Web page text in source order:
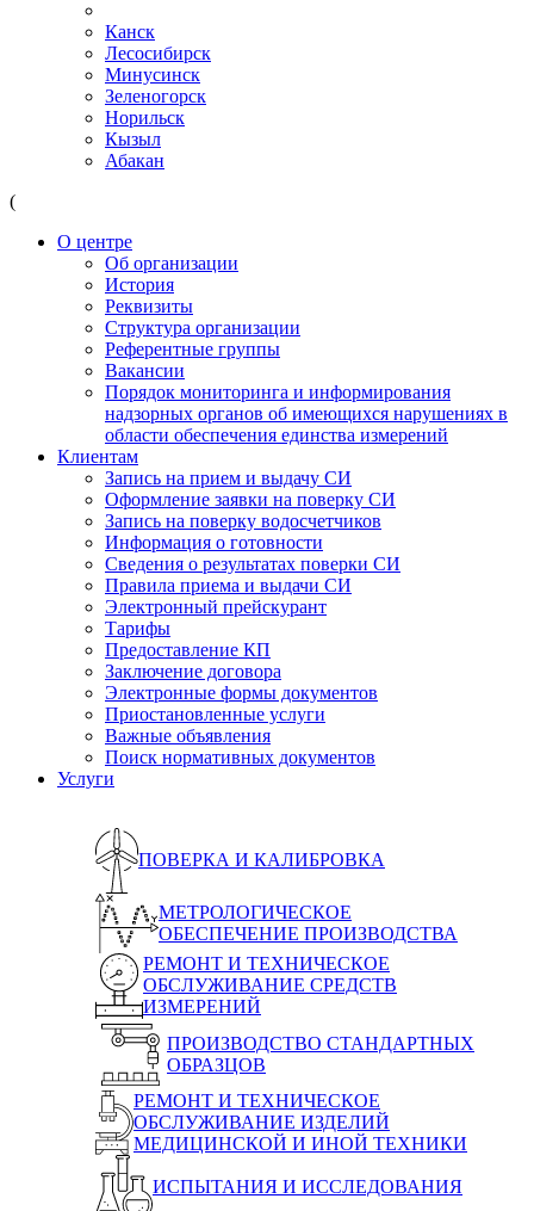
Канск
Лесосибирск
Минусинск
Зеленогорск
Норильск
Кызыл
Абакан
(
О центре
Об организации
История
Реквизиты
Структура организации
Референтные группы
Вакансии
Порядок мониторинга и информирования
надзорных органов об имеющихся нарушениях в
области обеспечения единства измерений
Клиентам
Запись на прием и выдачу СИ
Оформление заявки на поверку СИ
Запись на поверку водосчетчиков
Информация о готовности
Сведения о результатах поверки СИ
Правила приема и выдачи СИ
Электронный прейскурант
Тарифы
Предоставление КП
Заключение договора
Электронные формы документов
Приостановленные услуги
Важные объявления
Поиск нормативных документов
Услуги
ПОВЕРКА И КАЛИБРОВКА
МЕТРОЛОГИЧЕСКОЕ
ОБЕСПЕЧЕНИЕ ПРОИЗВОДСТВА
РЕМОНТ И ТЕХНИЧЕСКОЕ
ОБСЛУЖИВАНИЕ СРЕДСТВ
ИЗМЕРЕНИЙ
ПРОИЗВОДСТВО СТАНДАРТНЫХ
ОБРАЗЦОВ
РЕМОНТ И ТЕХНИЧЕСКОЕ
ОБСЛУЖИВАНИЕ ИЗДЕЛИЙ
МЕДИЦИНСКОЙ И ИНОЙ ТЕХНИКИ
ИСПЫТАНИЯ И ИССЛЕДОВАНИЯ